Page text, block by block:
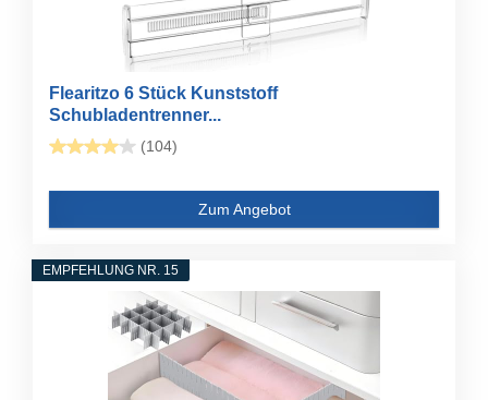
Flearitzo 6 Stück Kunststoff
Schubladentrenner...
(104)
Zum Angebot
EMPFEHLUNG NR. 15